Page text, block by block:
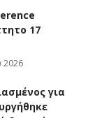
17
2026
για